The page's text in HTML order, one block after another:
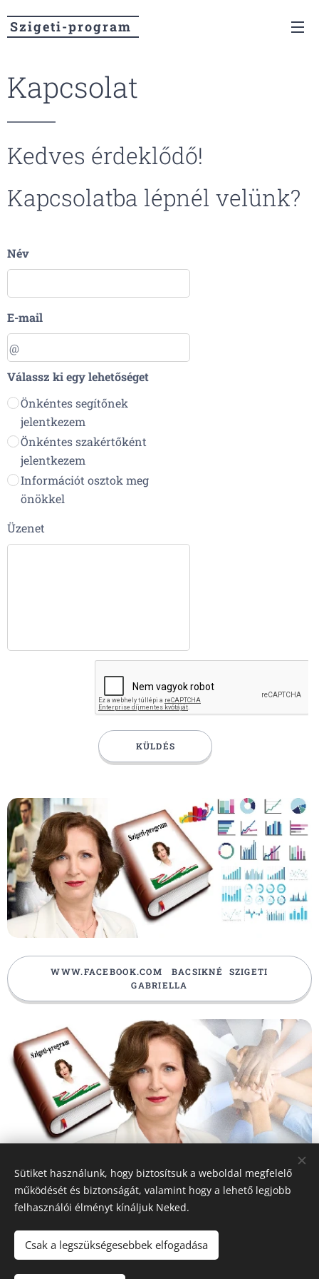
Szigeti-program
Kapcsolat
Kedves érdeklődő!
Kapcsolatba lépnél velünk?
Név
E-mail
Válassz ki egy lehetőséget
Önkéntes segítőnek
jelentkezem
Önkéntes szakértőként
jelentkezem
Információt osztok meg
önökkel
Üzenet
KÜLDÉS
WWW.FACEBOOK.COM BACSIKNÉ SZIGETI
GABRIELLA
Sütik
Sütiket használunk, hogy biztosítsuk a weboldal megfelelő
működését és biztonságát, valamint hogy a lehető legjobb
felhasználói élményt kínáljuk Neked.
Csak a legszükségesebbek elfogadása